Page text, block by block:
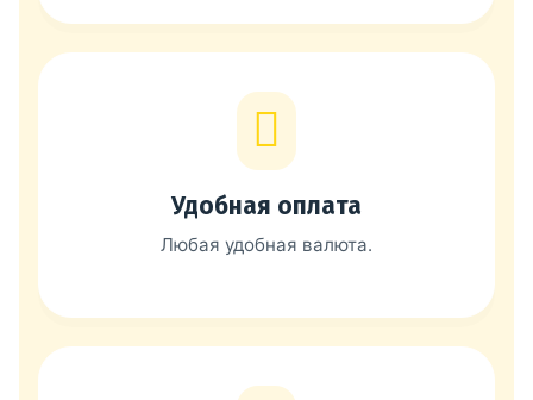
Удобная оплата
Любая удобная валюта.